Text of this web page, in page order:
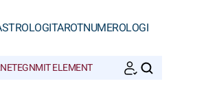
TAROTNUMEROLOGI
MIT ELEMENT